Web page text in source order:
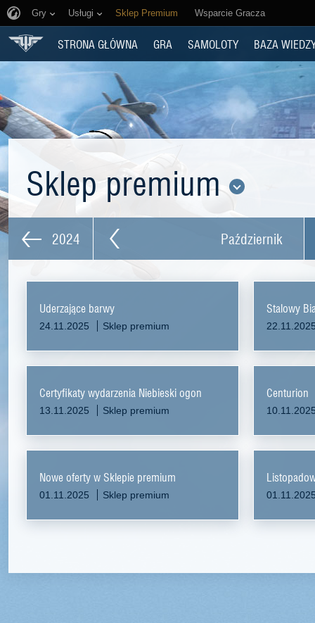
Gry Usługi Sklep Premium Wsparcie Gracza
STRONA GŁÓWNA GRA SAMOLOTY BAZA
Sklep premium
2024 Październik
Uderzające barwy
24.11.2025 Sklep premium
Stalowy
Certyfikaty wydarzenia Niebieski ogon
13.11.2025 Sklep premium
Centurion
Nowe oferty w Sklepie premium
01.11.2025 Sklep premium